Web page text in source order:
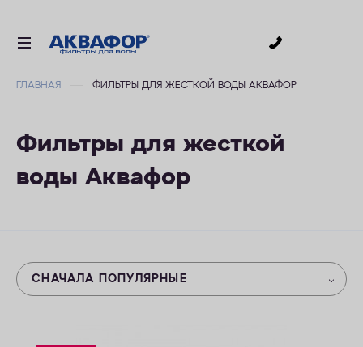
ДЛЯ ВАННОЙ
В КОТТЕДЖ
ГЛАВНАЯ ФИЛЬТРЫ ДЛЯ ЖЕСТКОЙ ВОДЫ АКВАФОР
Фильтры для жесткой
воды Аквафор
СНАЧАЛА ПОПУЛЯРНЫЕ